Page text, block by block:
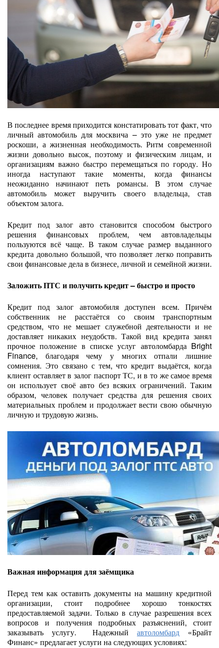
В последнее время приходится констатировать тот факт, что
личный автомобиль для москвича – это уже не предмет
роскоши, а жизненная необходимость. Ритм современной
жизни довольно высок, поэтому и физическим лицам, и
организациям важно быстро перемещаться по городу. Но
иногда наступают такие моменты, когда финансы
неожиданно начинают петь романсы. В этом случае
автомобиль может выручить своего владельца, став
объектом залога.
Кредит под залог авто становится способом быстрого
решения финансовых проблем, чем автовладельцы
пользуются всё чаще. В таком случае размер выданного
кредита довольно большой, что позволяет легко поправить
свои финансовые дела в бизнесе, личной и семейной жизни.
Заложить ПТС и получить кредит – быстро и просто
Кредит под залог автомобиля доступен всем. Причём
собственник не расстаётся со своим транспортным
средством, что не мешает служебной деятельности и не
доставляет никаких неудобств. Такой вид кредита занял
прочное положение в списке услуг автоломбарда Bright
Finance, благодаря чему у многих отпали лишние
сомнения. Это связано с тем, что кредит выдаётся, когда
клиент оставляет в залог паспорт ТС, и в то же самое время
он использует своё авто без всяких ограничений. Таким
образом, человек получает средства для решения своих
материальных проблем и продолжает вести свою обычную
личную и трудовую жизнь.
Важная информация для заёмщика
Перед тем как оставить документы на машину кредитной
организации, стоит подробнее хорошо тонкостях
предоставляемой задачи. Только в случае разрешения всех
вопросов и получения подробных разъяснений, стоит
заказывать услугу. Надежныйавтоломбард «Брайт
Финанс» предлагает услуги на следующих условиях: